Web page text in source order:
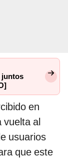
juntos
en
vuelta al
usuarios
que este